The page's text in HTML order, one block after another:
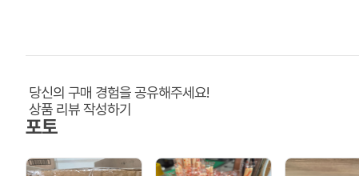
당신의 구매 경험을 공유해주세요!
상품 리뷰 작성하기
포토